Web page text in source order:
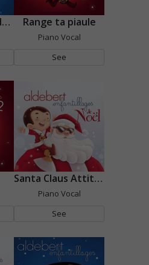
Quelle histoire de fou ! Range ta piaule
Piano Vocal
See
Santa Claus Attitude
Piano Vocal
See